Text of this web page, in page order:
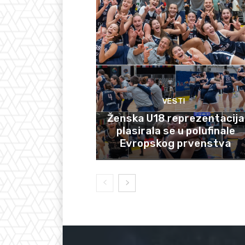
VESTI
Ženska U18 reprezentacija
plasirala se u polufinale
Evropskog prvenstva